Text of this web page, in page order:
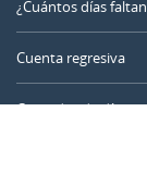
¿Cuántos días
Cuenta regresiva
Contador de días